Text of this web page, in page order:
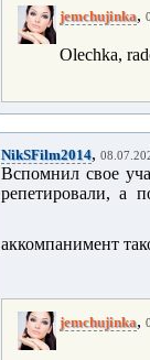
jemchujinka,
Olechka,
NikSFilm2014,
Вспомнил свое
репетировали, а
аккомпанимент
jemchujinka,